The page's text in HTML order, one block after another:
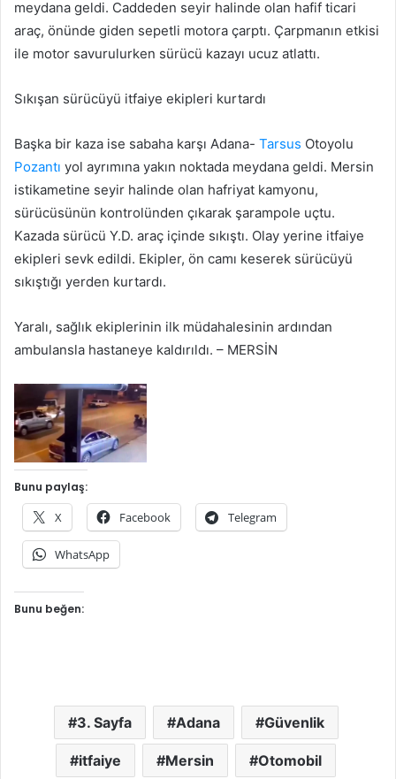
meydana geldi. Caddeden seyir halinde olan hafif ticari
araç, önünde giden sepetli motora çarptı. Çarpmanın etkisi
ile motor savurulurken sürücü kazayı ucuz atlattı.
Sıkışan sürücüyü itfaiye ekipleri kurtardı
Başka bir kaza ise sabaha karşı Adana- Tarsus Otoyolu
Pozantı yol ayrımına yakın noktada meydana geldi. Mersin
istikametine seyir halinde olan hafriyat kamyonu,
sürücüsünün kontrolünden çıkarak şarampole uçtu.
Kazada sürücü Y.D. araç içinde sıkıştı. Olay yerine itfaiye
ekipleri sevk edildi. Ekipler, ön camı keserek sürücüyü
sıkıştığı yerden kurtardı.
Yaralı, sağlık ekiplerinin ilk müdahalesinin ardından
ambulansla hastaneye kaldırıldı. – MERSİN
Bunu paylaş:
X Facebook Telegram
WhatsApp
Bunu beğen:
3. Sayfa Adana Güvenlik
itfaiye Mersin Otomobil